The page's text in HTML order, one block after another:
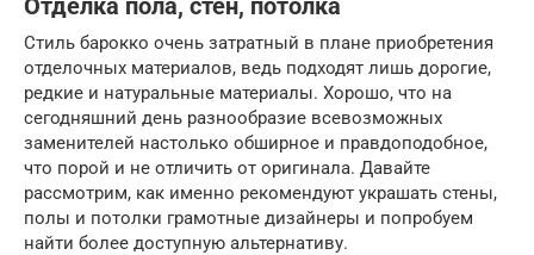
Отделка пола, стен, потолка
Стиль барокко очень затратный в плане приобретения
отделочных материалов, ведь подходят лишь дорогие,
редкие и натуральные материалы. Хорошо, что на
сегодняшний день разнообразие всевозможных
заменителей настолько обширное и правдоподобное,
что порой и не отличить от оригинала. Давайте
рассмотрим, как именно рекомендуют украшать стены,
полы и потолки грамотные дизайнеры и попробуем
найти более доступную альтернативу.